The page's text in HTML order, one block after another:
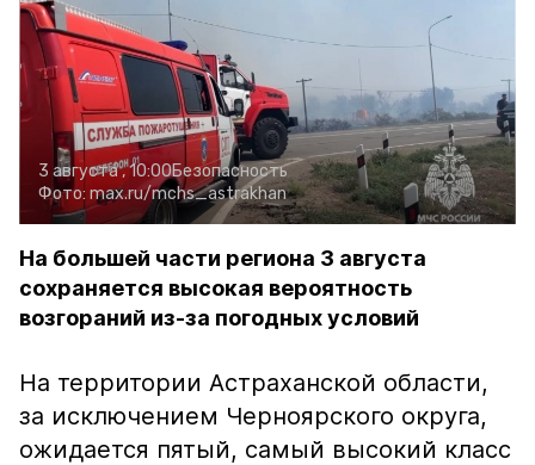
3 августа , 10:00Безопасность
Фото: max.ru/mchs_astrakhan
На большей части региона 3 августа
сохраняется высокая вероятность
возгораний из-за погодных условий
На территории Астраханской области,
за исключением Черноярского округа,
ожидается пятый, самый высокий класс